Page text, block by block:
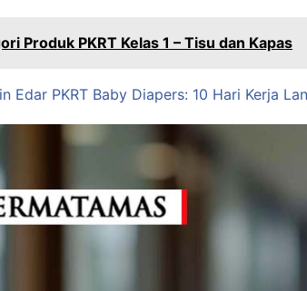
Produk PKRT Kelas 1 – Tisu dan Kapas
Edar PKRT Baby Diapers: 10 Hari Kerja